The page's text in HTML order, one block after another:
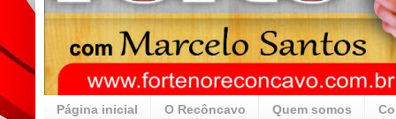
Página inicial O Recôncavo Quem somos